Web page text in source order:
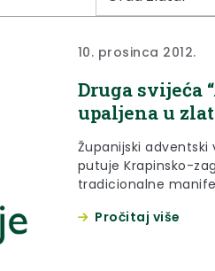
10. prosinca 2012.
Druga svijeća
upaljena u
Županijski adventski
putuje Krapinsko-
tradicionalne
Zlataru.
Pročitaj više